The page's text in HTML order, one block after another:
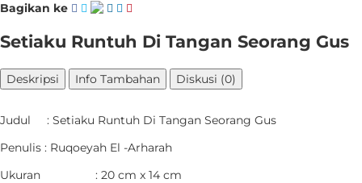
Bagikan ke
Setiaku Runtuh Di Tangan Seorang Gus
Deskripsi Info Tambahan Diskusi (0)
Judul : Setiaku Runtuh Di Tangan Seorang Gus
Penulis : Ruqoeyah El -Arharah
Ukuran : 20 cm x 14 cm